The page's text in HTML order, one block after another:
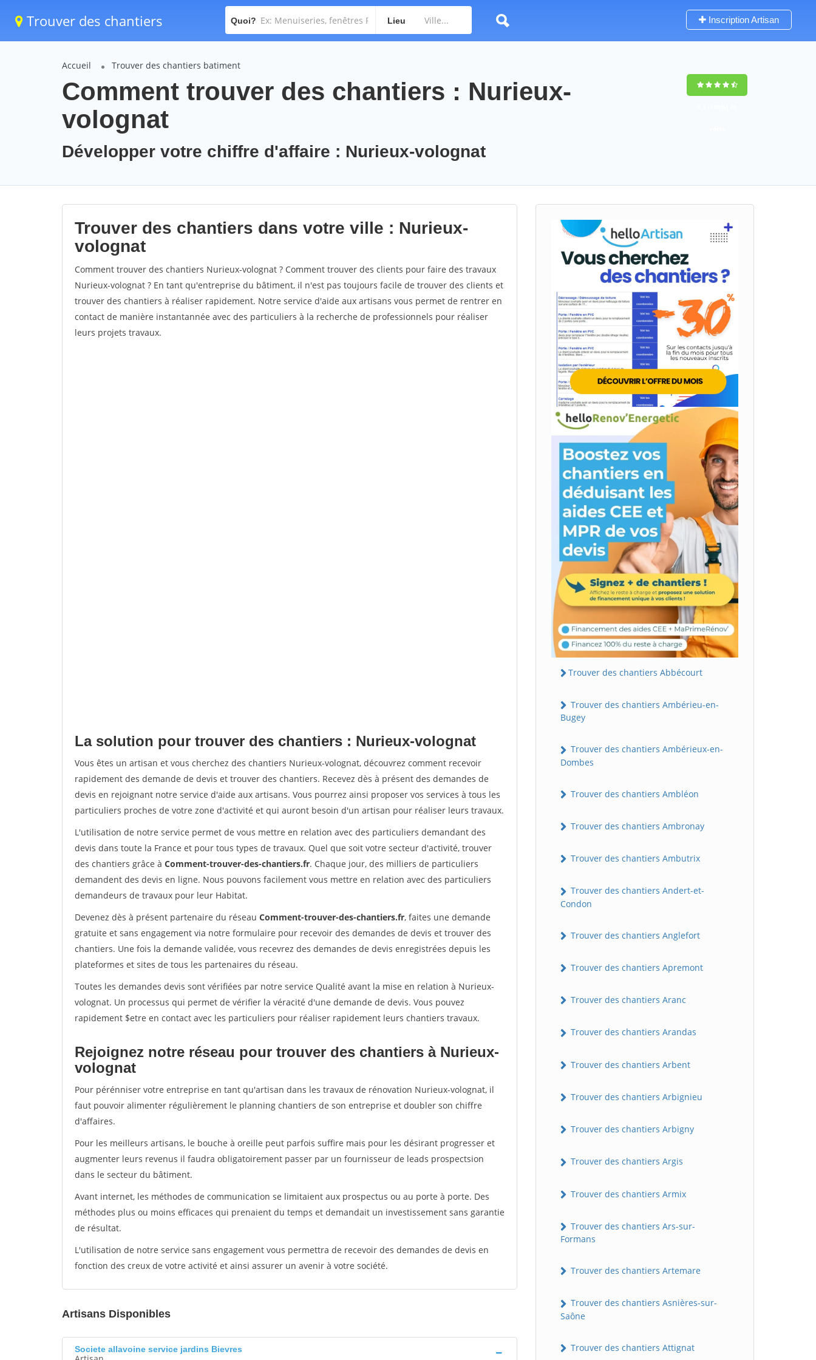
Trouver des chantiers Quoi? Lieu Inscription Artisan
Accueil Trouver des chantiers batiment
Comment trouver des chantiers : Nurieux-
volognat
Développer votre chiffre d'affaire : Nurieux-volognat
Trouver des chantiers dans votre ville : Nurieux-
volognat
Comment trouver des chantiers Nurieux-volognat ? Comment trouver des clients pour faire des travaux
Nurieux-volognat ? En tant qu'entreprise du bâtiment, il n'est pas toujours facile de trouver des clients et
trouver des chantiers à réaliser rapidement. Notre service d'aide aux artisans vous permet de rentrer en
contact de manière instantannée avec des particuliers à la recherche de professionnels pour réaliser
leurs projets travaux.
La solution pour trouver des chantiers : Nurieux-volognat
Vous êtes un artisan et vous cherchez des chantiers Nurieux-volognat, découvrez comment recevoir
rapidement des demande de devis et trouver des chantiers. Recevez dès à présent des demandes de
devis en rejoignant notre service d'aide aux artisans. Vous pourrez ainsi proposer vos services à tous les
particuliers proches de votre zone d'activité et qui auront besoin d'un artisan pour réaliser leurs travaux.
L'utilisation de notre service permet de vous mettre en relation avec des particuliers demandant des
devis dans toute la France et pour tous types de travaux. Quel que soit votre secteur d'activité, trouver
des chantiers grâce à Comment-trouver-des-chantiers.fr. Chaque jour, des milliers de particuliers
demandent des devis en ligne. Nous pouvons facilement vous mettre en relation avec des particuliers
demandeurs de travaux pour leur Habitat.
Devenez dès à présent partenaire du réseau Comment-trouver-des-chantiers.fr, faites une demande
gratuite et sans engagement via notre formulaire pour recevoir des demandes de devis et trouver des
chantiers. Une fois la demande validée, vous recevrez des demandes de devis enregistrées depuis les
plateformes et sites de tous les partenaires du réseau.
Toutes les demandes devis sont vérifiées par notre service Qualité avant la mise en relation à Nurieux-
volognat. Un processus qui permet de vérifier la véracité d'une demande de devis. Vous pouvez
rapidement $etre en contact avec les particuliers pour réaliser rapidement leurs chantiers travaux.
Rejoignez notre réseau pour trouver des chantiers à Nurieux-
volognat
Pour pérénniser votre entreprise en tant qu'artisan dans les travaux de rénovation Nurieux-volognat, il
faut pouvoir alimenter régulièrement le planning chantiers de son entreprise et doubler son chiffre
d'affaires.
Pour les meilleurs artisans, le bouche à oreille peut parfois suffire mais pour les désirant progresser et
augmenter leurs revenus il faudra obligatoirement passer par un fournisseur de leads prospectsion
dans le secteur du bâtiment.
Avant internet, les méthodes de communication se limitaient aux prospectus ou au porte à porte. Des
méthodes plus ou moins efficaces qui prenaient du temps et demandait un investissement sans garantie
de résultat.
L'utilisation de notre service sans engagement vous permettra de recevoir des demandes de devis en
fonction des creux de votre activité et ainsi assurer un avenir à votre société.
Artisans Disponibles
Societe allavoine service jardins Bievres
Trouver des chantiers Abbécourt
Trouver des chantiers Ambérieu-en-
Bugey
Trouver des chantiers Ambérieux-en-
Dombes
Trouver des chantiers Ambléon
Trouver des chantiers Ambronay
Trouver des chantiers Ambutrix
Trouver des chantiers Andert-et-
Condon
Trouver des chantiers Anglefort
Trouver des chantiers Apremont
Trouver des chantiers Aranc
Trouver des chantiers Arandas
Trouver des chantiers Arbent
Trouver des chantiers Arbignieu
Trouver des chantiers Arbigny
Trouver des chantiers Argis
Trouver des chantiers Armix
Trouver des chantiers Ars-sur-
Formans
Trouver des chantiers Artemare
Trouver des chantiers Asnières-sur-
Saône
Trouver des chantiers Attignat